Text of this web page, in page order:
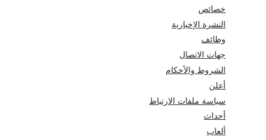
خصائص
النشرة الإخبارية
وظائف
جهات الاتصال
الشروط والأحكام
أعلن
سياسة ملفات الارتباط
أحداث
ألعاب